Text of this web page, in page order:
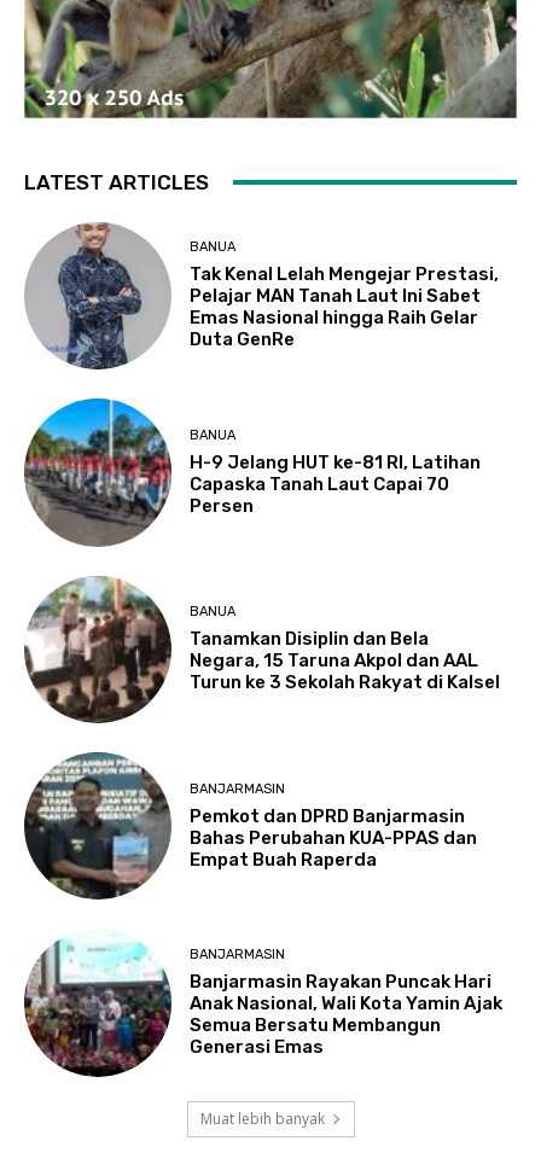
LATEST ARTICLES
BANUA
Tak Kenal Lelah Mengejar Prestasi,
Pelajar MAN Tanah Laut Ini Sabet
Emas Nasional hingga Raih Gelar
Duta GenRe
BANUA
H-9 Jelang HUT ke-81 RI, Latihan
Capaska Tanah Laut Capai 70
Persen
BANUA
Tanamkan Disiplin dan Bela
Negara, 15 Taruna Akpol dan AAL
Turun ke 3 Sekolah Rakyat di Kalsel
BANJARMASIN
Pemkot dan DPRD Banjarmasin
Bahas Perubahan KUA-PPAS dan
Empat Buah Raperda
BANJARMASIN
Banjarmasin Rayakan Puncak Hari
Anak Nasional, Wali Kota Yamin Ajak
Semua Bersatu Membangun
Generasi Emas
Muat lebih banyak